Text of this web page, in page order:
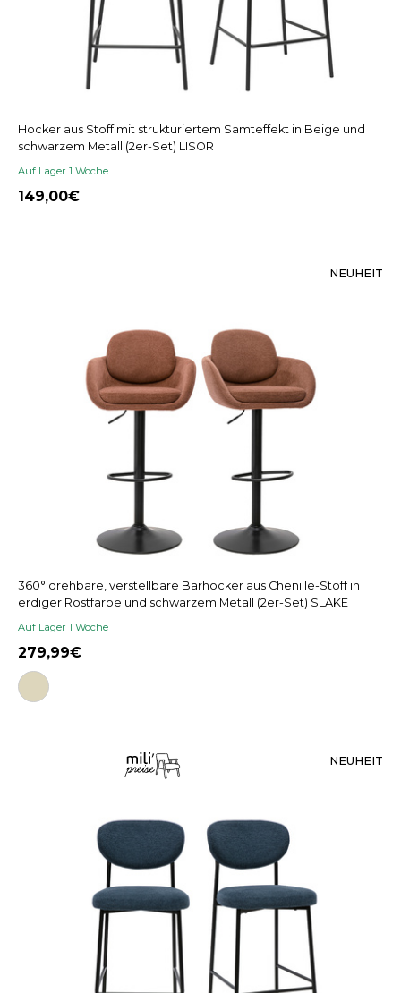
Hocker aus Stoff mit strukturiertem Samteffekt in Beige und
schwarzem Metall (2er-Set) LISOR
Auf Lager 1 Woche
149,00
NEUHEIT
360° drehbare, verstellbare Barhocker aus Chenille-Stoff in
erdiger Rostfarbe und schwarzem Metall (2er-Set) SLAKE
Auf Lager 1 Woche
279,99
NEUHEIT